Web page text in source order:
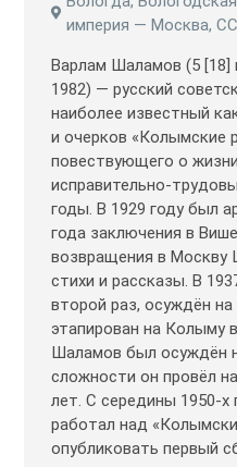
империя — Москва,
Варлам Шаламов (5 [18]
1982) — русский
наиболее известный
и очерков «Колымские
повествующего о
исправительно-
годы. В 1929 году был
года заключения в
возвращения в Москву
стихи и рассказы. В
второй раз, осуждён на
этапирован на Колыму
Шаламов был осуждён
сложности он провёл
лет. С середины 1950-
работал над
опубликовать первый